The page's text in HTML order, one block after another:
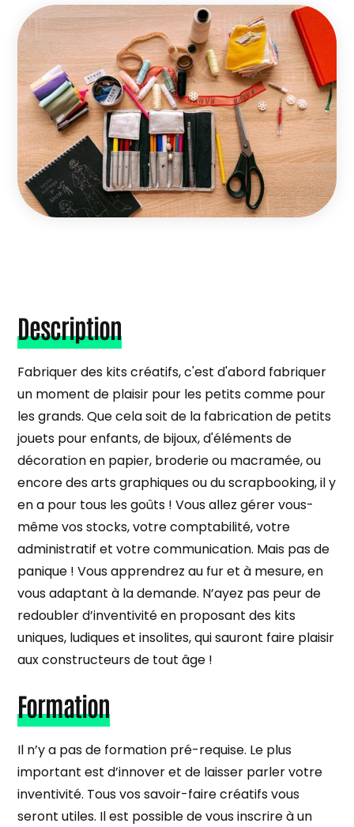
Description
Fabriquer des kits créatifs, c'est d'abord fabriquer
un moment de plaisir pour les petits comme pour
les grands. Que cela soit de la fabrication de petits
jouets pour enfants, de bijoux, d'éléments de
décoration en papier, broderie ou macramée, ou
encore des arts graphiques ou du scrapbooking, il y
en a pour tous les goûts ! Vous allez gérer vous-
même vos stocks, votre comptabilité, votre
administratif et votre communication. Mais pas de
panique ! Vous apprendrez au fur et à mesure, en
vous adaptant à la demande. N’ayez pas peur de
redoubler d’inventivité en proposant des kits
uniques, ludiques et insolites, qui sauront faire plaisir
aux constructeurs de tout âge !
Formation
Il n’y a pas de formation pré-requise. Le plus
important est d’innover et de laisser parler votre
inventivité. Tous vos savoir-faire créatifs vous
seront utiles. Il est possible de vous inscrire à un